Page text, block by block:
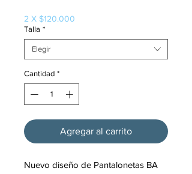
2 X $120.000
Talla *
Elegir
Cantidad *
Agregar al carrito
Nuevo diseño de Pantalonetas BA